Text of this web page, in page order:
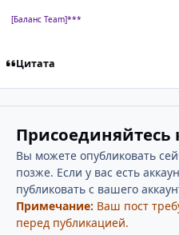
[Баланс Team]***
Цитата
Вы можете опубликовать
позже. Если у вас есть
публиковать с вашего
Примечание: Ваш пост
перед публикацией.